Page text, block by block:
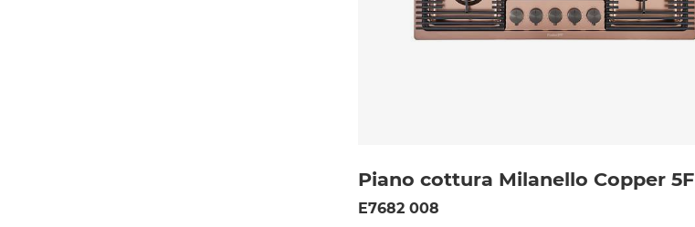
Piano cottura Milanello Copper 5F
E7682 008